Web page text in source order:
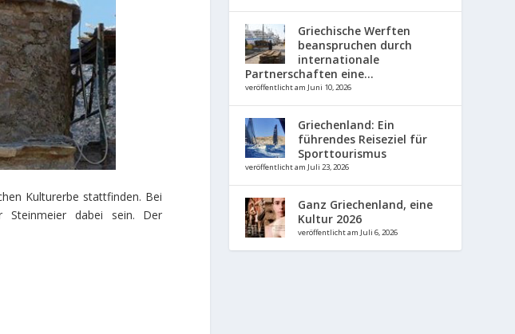
Kulturerbe stattfinden. Bei
Steinmeier dabei sein. Der
Griechische Werften
beanspruchen durch
internationale
Partnerschaften eine...
veröffentlicht am Juni 10, 2026
Griechenland: Ein
führendes Reiseziel für
Sporttourismus
veröffentlicht am Juli 23, 2026
Ganz Griechenland, eine
Kultur 2026
veröffentlicht am Juli 6, 2026